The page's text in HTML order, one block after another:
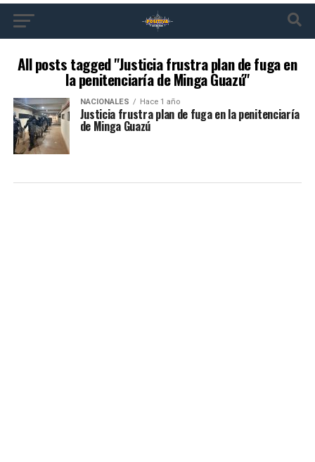
All posts tagged "Justicia frustra plan de fuga en
la penitenciaría de Minga Guazú"
NACIONALES Hace 1 año
Justicia frustra plan de fuga en la penitenciaría
de Minga Guazú